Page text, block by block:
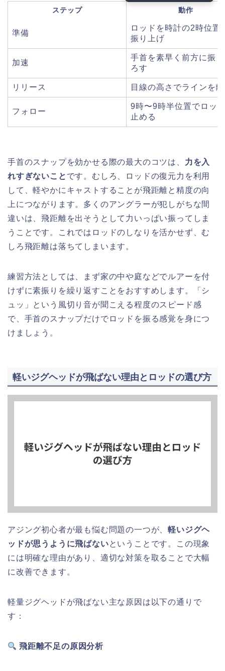
ステップ 動作
準備
ロッドを時計の2時位置
振り上げ
加速
手首を素早く前方に振
ろす
リリース 目線の高さでラインを
フォロー
9時〜9時半位置でロッ
止める
手首のスナップを効かせる際の最大のコツは、 力を入
れすぎないこと です。むしろ、ロッドの復元力を利用
して、軽やかにキャストすることが飛距離と精度の向
上につながります。多くのアングラーが犯しがちな間
違いは、飛距離を出そうとして力いっぱい振ってしま
うことです。これではロッドのしなりを活かせず、む
しろ飛距離は落ちてしまいます。
練習方法としては、まず家の中や庭などでルアーを付
けずに素振りを繰り返すことをおすすめします。「シ
ュッ」という風切り音が聞こえる程度のスピード感
で、手首のスナップだけでロッドを振る感覚を身につ
けましょう。
軽いジグヘッドが飛ばない理由とロッドの選び方
アジング初心者が最も悩む問題の一つが、軽いジグヘ
ッドが思うように飛ばないということです。この現象
には明確な理由があり、適切な対策を取ることで大幅
に改善できます。
軽量ジグヘッドが飛ばない主な原因は以下の通りで
す：
飛距離不足の原因分析